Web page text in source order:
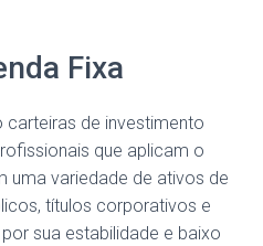
Fixa
carteiras de investimento
que aplicam o
uma variedade de ativos de
títulos corporativos e
sua estabilidade e baixo